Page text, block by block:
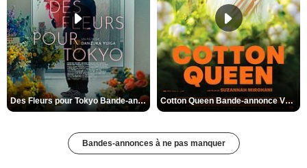
Des Fleurs pour Tokyo Bande-annonce VO STFR Cotton Queen Bande-annonce VO STFR
Bandes-annonces à ne pas manquer